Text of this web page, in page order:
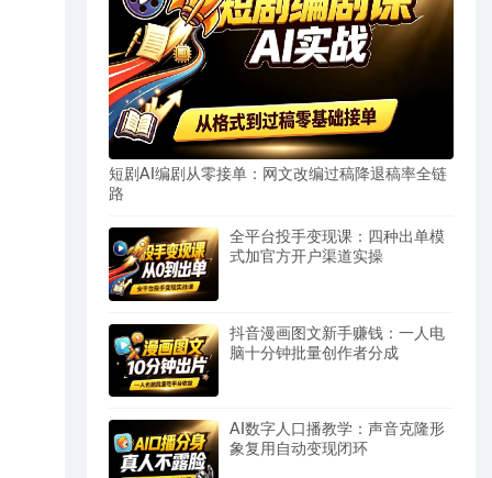
短剧AI编剧从零接单：网文改编过稿降退稿率全链
路
全平台投手变现课：四种出单模
式加官方开户渠道实操
抖音漫画图文新手赚钱：一人电
脑十分钟批量创作者分成
AI数字人口播教学：声音克隆形
象复用自动变现闭环